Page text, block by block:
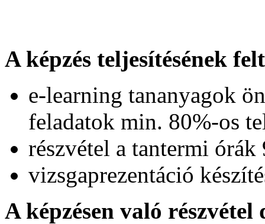
A képzés teljesítésének
e-learning tananyagok
feladatok min. 80%-os
részvétel a tantermi órák
vizsgaprezentáció
A képzésen való